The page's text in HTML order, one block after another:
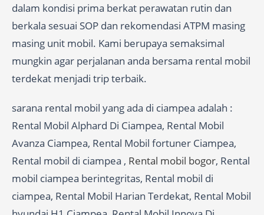
dalam kondisi prima berkat perawatan rutin dan
berkala sesuai SOP dan rekomendasi ATPM masing
masing unit mobil. Kami berupaya semaksimal
mungkin agar perjalanan anda bersama rental mobil
terdekat menjadi trip terbaik.
sarana rental mobil yang ada di ciampea adalah :
Rental Mobil Alphard Di Ciampea, Rental Mobil
Avanza Ciampea, Rental Mobil fortuner Ciampea,
Rental mobil di ciampea , Rental mobil bogor, Rental
mobil ciampea berintegritas, Rental mobil di
ciampea, Rental Mobil Harian Terdekat, Rental Mobil